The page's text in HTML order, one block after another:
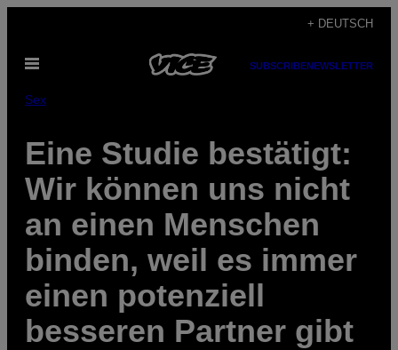
content
+ DEUTSCH
Open
SUBSCRIBENEWSLETTER
Sex
Eine Studie bestätigt:
Wir können uns nicht
an einen Menschen
binden, weil es immer
einen potenziell
besseren Partner gibt